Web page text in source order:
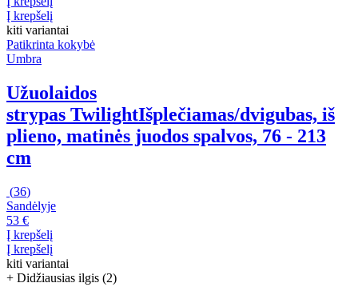
Į krepšelį
kiti variantai
Patikrinta kokybė
Umbra
Užuolaidos
strypas TwilightIšplečiamas/dvigubas, iš
plieno, matinės juodos spalvos, 76 - 213
cm
(36)
Sandėlyje
53 €
Į krepšelį
Į krepšelį
kiti variantai
+ Didžiausias ilgis (2)